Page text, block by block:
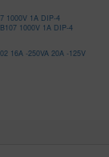
1000V 1A DIP-4
16A -250VA 20A -125V